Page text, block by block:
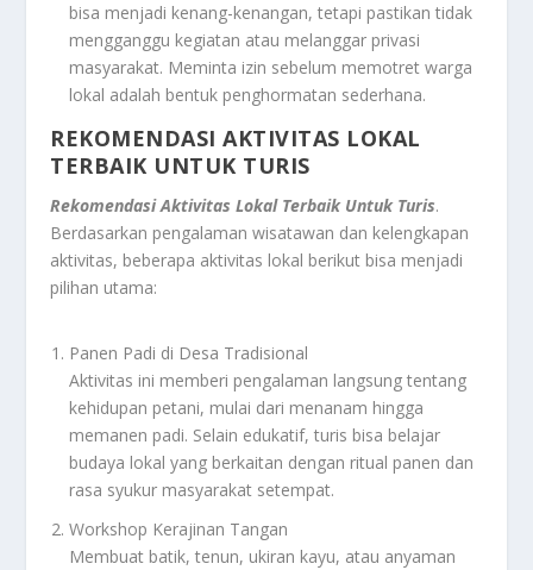
bisa menjadi kenang-kenangan, tetapi pastikan tidak
mengganggu kegiatan atau melanggar privasi
masyarakat. Meminta izin sebelum memotret warga
lokal adalah bentuk penghormatan sederhana.
REKOMENDASI AKTIVITAS LOKAL
TERBAIK UNTUK TURIS
Rekomendasi Aktivitas Lokal Terbaik Untuk Turis.
Berdasarkan pengalaman wisatawan dan kelengkapan
aktivitas, beberapa aktivitas lokal berikut bisa menjadi
pilihan utama:
Panen Padi di Desa Tradisional
Aktivitas ini memberi pengalaman langsung tentang
kehidupan petani, mulai dari menanam hingga
memanen padi. Selain edukatif, turis bisa belajar
budaya lokal yang berkaitan dengan ritual panen dan
rasa syukur masyarakat setempat.
Workshop Kerajinan Tangan
Membuat batik, tenun, ukiran kayu, atau anyaman